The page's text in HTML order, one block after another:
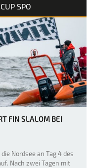
SPO
FIN SLALOM BEI
Nordsee an Tag 4 des
Nach zwei Tagen mit